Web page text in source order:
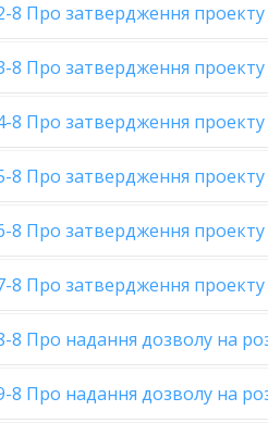
8 Про затвердження
8 Про затвердження
8 Про затвердження
8 Про затвердження проекту
8 Про затвердження проекту
8 Про затвердження
8 Про надання дозволу на
8 Про надання дозволу на